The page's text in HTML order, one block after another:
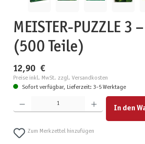
MEISTER-PUZZLE 3
(500 Teile)
12,90 €
Preise inkl. MwSt. zzgl. Versandkosten
Sofort verfügbar, Lieferzeit: 3-5 Werktage
Produkt Anzahl: Gib den gewünschten Wert ein oder benutze die
In den
Zum Merkzettel hinzufügen